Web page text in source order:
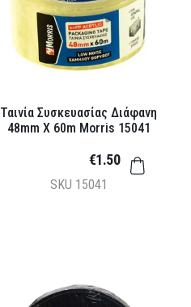
Ταινία Συσκευασίας Διάφανη
48mm X 60m Morris 15041
SKU 15041
€1.50